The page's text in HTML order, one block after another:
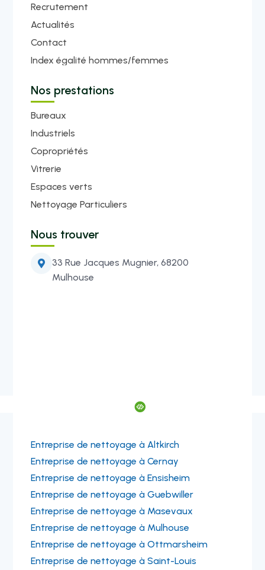
Recrutement
Actualités
Contact
Index égalité hommes/femmes
Nos prestations
Bureaux
Industriels
Copropriétés
Vitrerie
Espaces verts
Nettoyage Particuliers
Nous trouver

33 Rue Jacques Mugnier, 68200
Mulhouse

Entreprise de nettoyage à Altkirch
Entreprise de nettoyage à Cernay
Entreprise de nettoyage à Ensisheim
Entreprise de nettoyage à Guebwiller
Entreprise de nettoyage à Masevaux
Entreprise de nettoyage à Mulhouse
Entreprise de nettoyage à Ottmarsheim
Entreprise de nettoyage à Saint-Louis